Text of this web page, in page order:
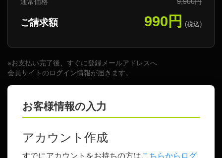
ご請求額 990円 (税込)
※お支払い完了後、すぐに登録メールアドレスへ
会員サイトのログイン情報が届きます。
お客様情報の入力
アカウント作成
すでにアカウントをお持ちの方はこちらからログ